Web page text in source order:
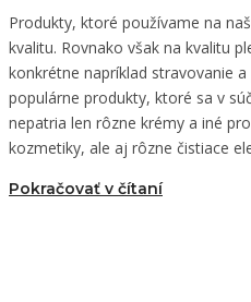
Produkty, ktoré používame na
kvalitu. Rovnako však na kvalitu
konkrétne napríklad stravovanie
populárne produkty, ktoré sa v
nepatria len rôzne krémy a iné
kozmetiky, ale aj rôzne čistiace
Pokračovať v čítaní